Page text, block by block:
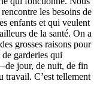
les besoins de
enfants et qui veulent
de la santé. On a
grosses raisons pour
de garderies qui
jour, de nuit, de fin
C’est tellement